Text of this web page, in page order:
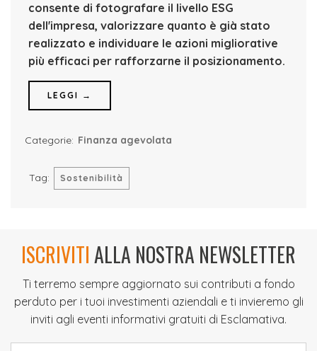
consente di fotografare il livello ESG
dell'impresa, valorizzare quanto è già stato
realizzato e individuare le azioni migliorative
più efficaci per rafforzarne il posizionamento.
LEGGI →
Categorie: Finanza agevolata
Tag: Sostenibilità
ISCRIVITIALLA NOSTRA NEWSLETTER
Ti terremo sempre aggiornato sui contributi a fondo
perduto per i tuoi investimenti aziendali e ti invieremo gli
inviti agli eventi informativi gratuiti di Esclamativa.